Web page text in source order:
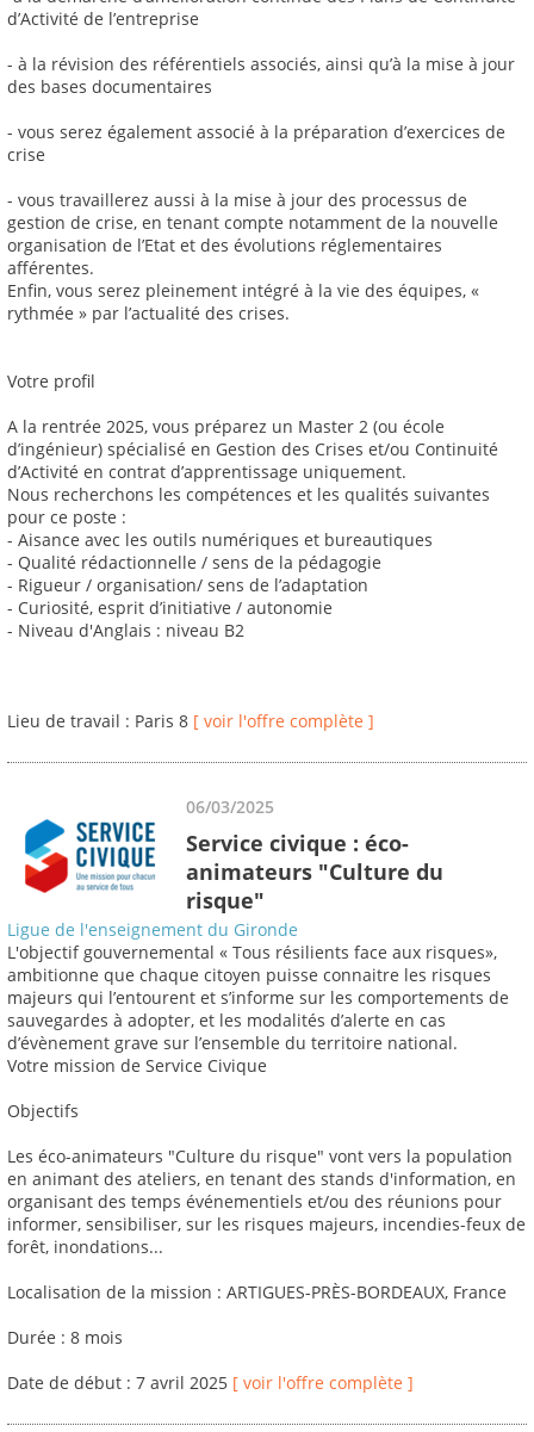
d’Activité de l’entreprise
- à la révision des référentiels associés, ainsi qu’à la mise à jour
des bases documentaires
- vous serez également associé à la préparation d’exercices de
crise
- vous travaillerez aussi à la mise à jour des processus de
gestion de crise, en tenant compte notamment de la nouvelle
organisation de l’Etat et des évolutions réglementaires
afférentes.
Enfin, vous serez pleinement intégré à la vie des équipes, «
rythmée » par l’actualité des crises.
Votre profil
A la rentrée 2025, vous préparez un Master 2 (ou école
d’ingénieur) spécialisé en Gestion des Crises et/ou Continuité
d’Activité en contrat d’apprentissage uniquement.
Nous recherchons les compétences et les qualités suivantes
pour ce poste :
- Aisance avec les outils numériques et bureautiques
- Qualité rédactionnelle / sens de la pédagogie
- Rigueur / organisation/ sens de l’adaptation
- Curiosité, esprit d’initiative / autonomie
- Niveau d'Anglais : niveau B2
Lieu de travail : Paris 8 [ voir l'offre complète ]
06/03/2025
Service civique : éco-
animateurs "Culture du
risque"
Ligue de l'enseignement du Gironde
L'objectif gouvernemental « Tous résilients face aux risques»,
ambitionne que chaque citoyen puisse connaitre les risques
majeurs qui l’entourent et s’informe sur les comportements de
sauvegardes à adopter, et les modalités d’alerte en cas
d’évènement grave sur l’ensemble du territoire national.
Votre mission de Service Civique
Objectifs
Les éco-animateurs "Culture du risque" vont vers la population
en animant des ateliers, en tenant des stands d'information, en
organisant des temps événementiels et/ou des réunions pour
informer, sensibiliser, sur les risques majeurs, incendies-feux de
forêt, inondations...
Localisation de la mission : ARTIGUES-PRÈS-BORDEAUX, France
Durée : 8 mois
Date de début : 7 avril 2025 [ voir l'offre complète ]